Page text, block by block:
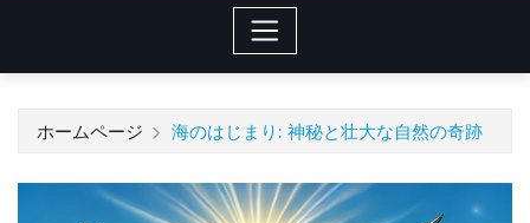
ホームページ 海のはじまり: 神秘と壮大な自然の奇跡